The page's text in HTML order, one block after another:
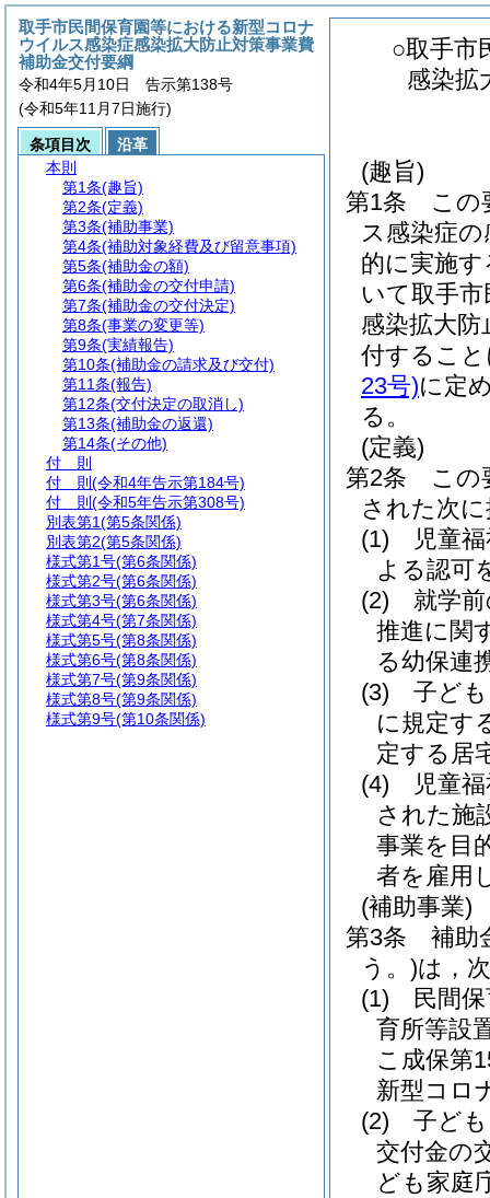
○取手市
感染拡
(趣旨)
第1条
この
ス感染症
的に実施
いて取手
感染拡大防
付するこ
23号)に定
る。
(定義)
第2条
この
された次
(1)
児童
よる認可
(2)
就学
推進に関
る幼保連
(3)
子ど
に規定す
定する居
(4)
児童
された施
事業を目
者を雇用
(補助事業)
第3条
補助
う。)は，
(1)
民間
育所等設
こ成保第
新型コロ
(2)
子ど
交付金の
ども家庭
取手市民間保育園等における新型コロナ
ウイルス感染症感染拡大防止対策事業費
補助金交付要綱
令和4年5月10日 告示第138号
(令和5年11月7日施行)
条項目次
沿革
本則
第1条(趣旨)
第2条(定義)
第3条(補助事業)
第4条(補助対象経費及び留意事項)
第5条(補助金の額)
第6条(補助金の交付申請)
第7条(補助金の交付決定)
第8条(事業の変更等)
第9条(実績報告)
第10条(補助金の請求及び交付)
第11条(報告)
第12条(交付決定の取消し)
第13条(補助金の返還)
第14条(その他)
付 則
付 則 (令和4年告示第184号)
付 則 (令和5年告示第308号)
別表第1(第5条関係)
別表第2(第5条関係)
様式第1号(第6条関係)
様式第2号(第6条関係)
様式第3号(第6条関係)
様式第4号(第7条関係)
様式第5号(第8条関係)
様式第6号(第8条関係)
様式第7号(第9条関係)
様式第8号(第9条関係)
様式第9号(第10条関係)